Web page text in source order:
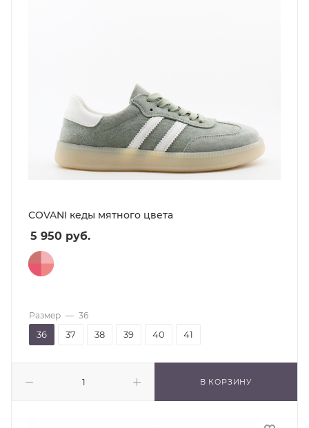
COVANI кеды мятного цвета
5 950 руб.
В КОРЗИНУ
Размер — 36
36 37 38 39 40 41